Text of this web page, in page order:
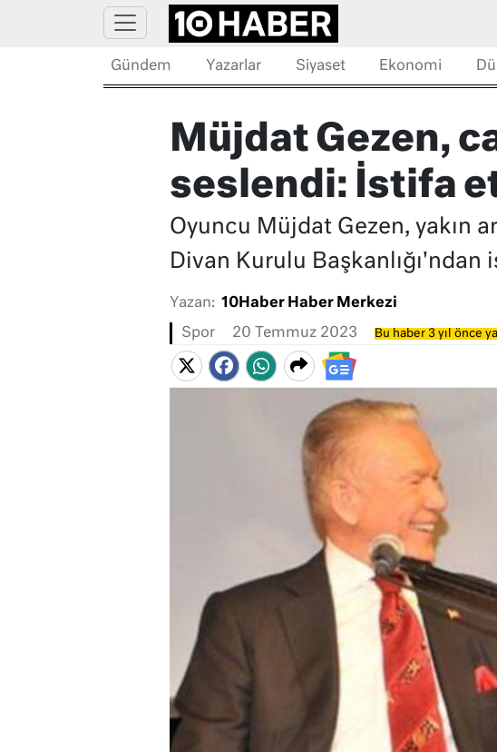
Gündem Yazarlar Siyaset Ekonomi
Müjdat Gezen,
seslendi: İstifa
Oyuncu Müjdat Gezen, yakın
Divan Kurulu
Yazan: 10Haber Haber Merkezi
Spor 20 Temmuz 2023 Bu haber 3 yıl önce